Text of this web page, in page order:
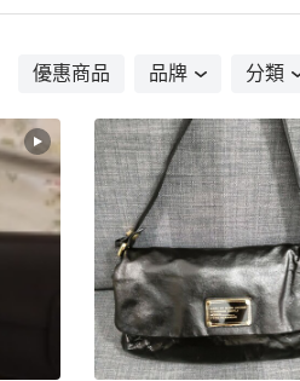
優惠商品 品牌 分類